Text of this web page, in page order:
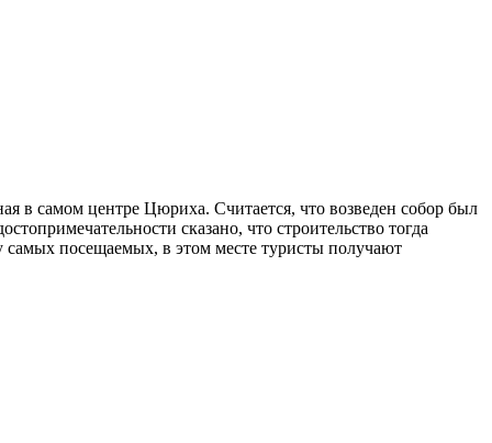
в самом центре Цюриха. Считается, что возведен собор был
сказано, что строительство тогда
самых посещаемых, в этом месте туристы получают